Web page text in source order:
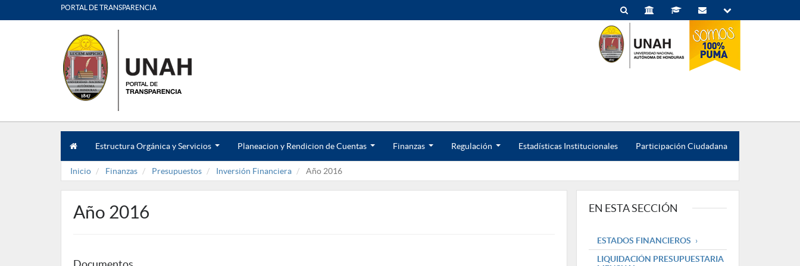
PORTAL DE TRANSPARENCIA
Estructura Orgánica y Servicios
.
.
Planeacion y Rendicion de Cuentas
.
Finanzas
.
Regulación
.
Estadísticas Institucionales Participación Ciudadana
Inicio Finanzas Presupuestos Inversión Financiera Año 2016
Año 2016 EN ESTA SECCIÓN
ESTADOS FINANCIEROS
LIQUIDACIÓN PRESUPUESTARIA